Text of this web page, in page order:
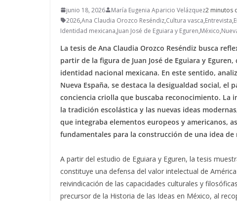
junio 18, 2026 María Eugenia Aparicio Velázquez2 minutos
2026,Ana Claudia Orozco Reséndiz,Cultura vasca,Entrevista,
Identidad mexicana,Juan José de Eguiara y Eguren,México,
La tesis de Ana Claudia Orozco Reséndiz busca
partir de la figura de Juan José de Eguiara y
identidad nacional mexicana. En este sentido,
Nueva España, se destaca la desigualdad social, el
conciencia criolla que buscaba reconocimiento. La
la tradición escolástica y las nuevas ideas
que integraba elementos europeos y americanos,
fundamentales para la construcción de una idea de
A partir del estudio de Eguiara y Eguren, la tesis
constituye una defensa del valor intelectual de
reivindicación de las capacidades culturales y
precursor de la Historia de las Ideas en México, al